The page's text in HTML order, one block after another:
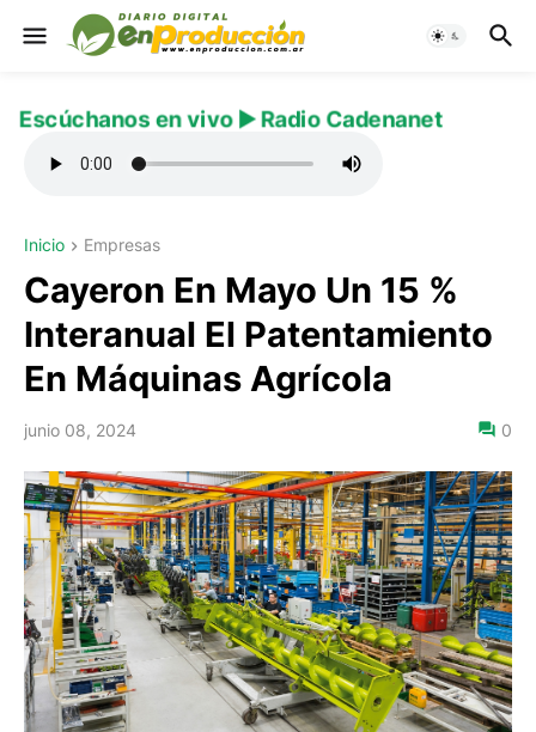
Escúchanos en vivo ▶️ Radio Cadenanet
Inicio Empresas
Cayeron En Mayo Un 15 %
Interanual El Patentamiento
En Máquinas Agrícola
junio 08, 2024 0